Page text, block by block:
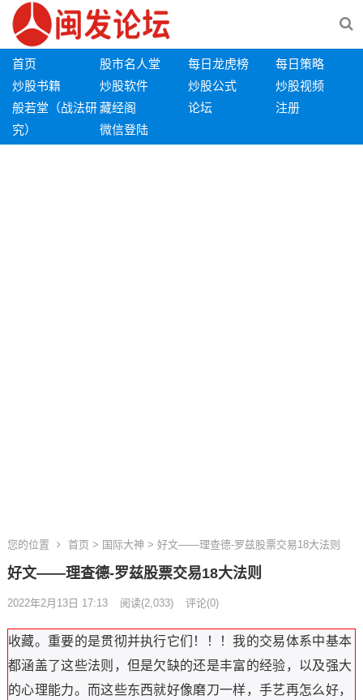
首页 股市名人堂 每日龙虎榜
每日策略
炒股书籍
炒股软件 炒股公式
炒股视频
般若堂（战法研
究）
藏经阁 论坛
注册
微信登陆
您的位置 首页 > 国际大神 > 好文——理查德-罗兹股票交易18大法则
好文——理查德-罗兹股票交易18大法则
2022年2月13日 17:13 阅读(2,033) 评论(0)
收藏。重要的是贯彻并执行它们！！！我的交易体系中基本
都涵盖了这些法则，但是欠缺的还是丰富的经验，以及强大
的心理能力。而这些东西就好像磨刀一样，手艺再怎么好，